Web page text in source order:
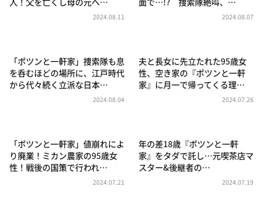
～人生密着トークバラエティ！～ やすとものいたっ
news おかえり
河合＆A.B.C-Z塚田×福井アナ「なんでやねん！？」
（news おかえり）
朝だ！生です旅サラダ
教えて！ニュースライブ 正義のミカタ
2024.08.11 2024.08.07
「ポツンと一軒家」捜索隊も息
を呑むほどの場所に、江戸時代
から代々続く立派な日本…
2024.08.04
夫と長女に先立たれた95歳女
性、空き家の『ポツンと一軒
家』に月一で帰ってくる理…
2024.07.26
「ポツンと一軒家」値崩れによ
り廃業！ミカン農家の95歳女
性！戦後の国策で行われ…
2024.07.21
年の差18歳『ポツンと一軒
家』をタダで託し…元喫茶店マ
スター&後継者の…
2024.07.19